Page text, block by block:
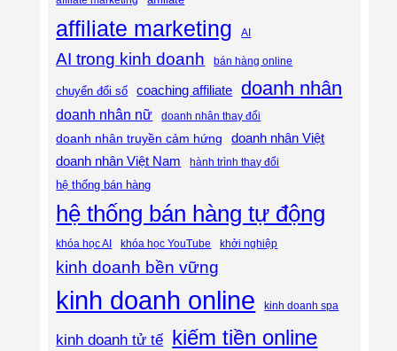
affiliate marketing AI
AI trong kinh doanh bán hàng online
chuyển đổi số coaching affiliate doanh nhân
doanh nhân nữ doanh nhân thay đổi
doanh nhân truyền cảm hứng
doanh nhân Việt
doanh nhân Việt Nam
hành trình thay đổi
hệ thống bán hàng
hệ thống bán hàng tự động
khóa học AI khóa học YouTube khởi nghiệp
kinh doanh bền vững
kinh doanh online kinh doanh spa
kinh doanh tử tế kiếm tiền online